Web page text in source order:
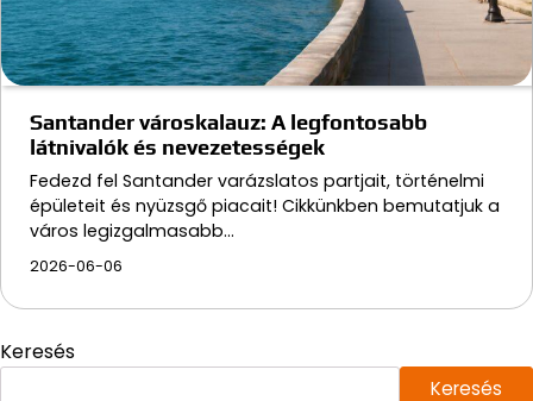
Santander városkalauz: A legfontosabb
látnivalók és nevezetességek
Fedezd fel Santander varázslatos partjait, történelmi
épületeit és nyüzsgő piacait! Cikkünkben bemutatjuk a
város legizgalmasabb…
2026-06-06
Keresés
Keresés